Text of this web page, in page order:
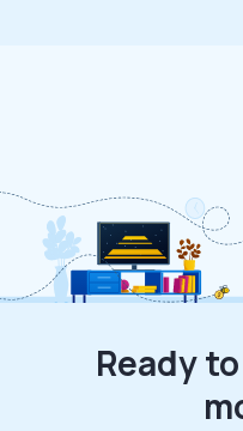
Ready